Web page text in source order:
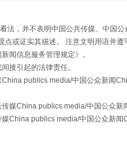
从幼儿园到
法，并不表明中国公共传媒、中
或证实其描述。 注意文明用语并遵
新闻信息服务管理规定》。
接引起的法律责任。
publics media/中国公众新闻
媒China publics media/中国公众
China publics media/中国公众新